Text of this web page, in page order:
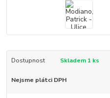
Dostupnost Skladem 1 ks
Nejsme plátci DPH